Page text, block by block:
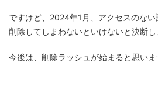
ですけど、2024年1月、アクセスのない
削除してしまわないといけないと決断し
今後は、削除ラッシュが始まると思いま